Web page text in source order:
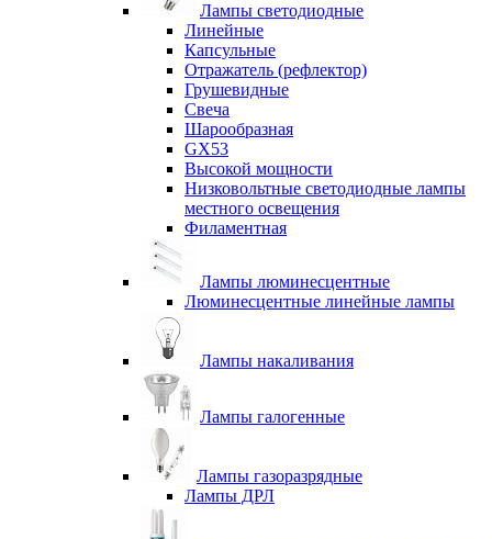
Лампы светодиодные
Линейные
Капсульные
Отражатель (рефлектор)
Грушевидные
Свеча
Шарообразная
GX53
Высокой мощности
Низковольтные светодиодные лампы
местного освещения
Филаментная
Лампы люминесцентные
Люминесцентные линейные лампы
Лампы накаливания
Лампы галогенные
Лампы газоразрядные
Лампы ДРЛ